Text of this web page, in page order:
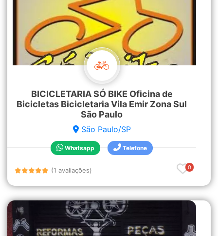
BICICLETARIA SÓ BIKE Oficina de
Bicicletas Bicicletaria Vila Emir Zona Sul
São Paulo
São Paulo/SP
Whatsapp Telefone
(1 avaliações) 0